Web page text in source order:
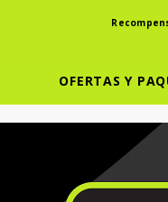
OFERTAS Y